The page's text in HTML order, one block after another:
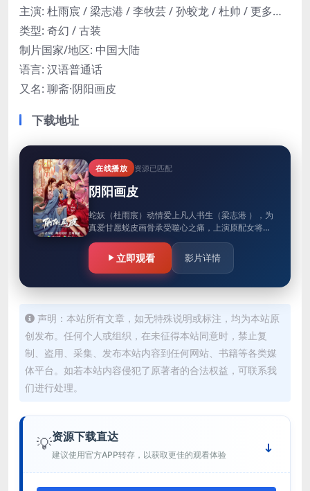
主演: 杜雨宸 / 梁志港 / 李牧芸 / 孙蛟龙 / 杜帅 / 更多…
类型: 奇幻 / 古装
制片国家/地区: 中国大陆
语言: 汉语普通话
又名: 聊斋·阴阳画皮
下载地址
在线播放 资源已匹配
阴阳画皮
蛇妖（杜雨宸）动情爱上凡人书生（梁志港 ），为
真爱甘愿蜕皮画骨承受噬心之痛，上演原配女将军
（李牧芸）替身虐恋悲歌！妖精姐妹（克拉拉）
（向昕）惩戒渣男吸食阳气，乾…
立即观看 影片详情
声明：本站所有文章，如无特殊说明或标注，均为本站原
创发布。任何个人或组织，在未征得本站同意时，禁止复
制、盗用、采集、发布本站内容到任何网站、书籍等各类媒
体平台。如若本站内容侵犯了原著者的合法权益，可联系我
们进行处理。
💡资源下载直达
建议使用官方APP转存，以获取更佳的观看体验